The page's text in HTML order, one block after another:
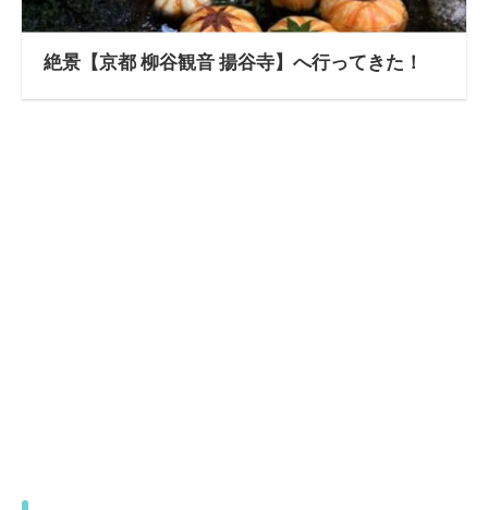
絶景【京都 柳谷観音 揚谷寺】へ行ってきた！